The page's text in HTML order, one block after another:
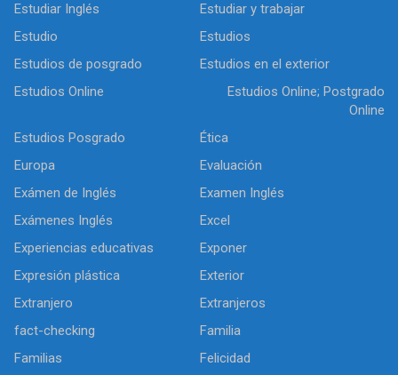
Estudiar Inglés
Estudiar y trabajar
Estudio
Estudios
Estudios de posgrado
Estudios en el exterior
Estudios Online
Estudios Online; Postgrado
Online
Estudios Posgrado
Ética
Europa
Evaluación
Exámen de Inglés
Examen Inglés
Exámenes Inglés
Excel
Experiencias educativas
Exponer
Expresión plástica
Exterior
Extranjero
Extranjeros
fact-checking
Familia
Familias
Felicidad